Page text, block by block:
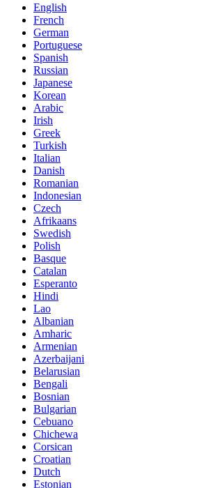
English
French
German
Portuguese
Spanish
Russian
Japanese
Korean
Arabic
Irish
Greek
Turkish
Italian
Danish
Romanian
Indonesian
Czech
Afrikaans
Swedish
Polish
Basque
Catalan
Esperanto
Hindi
Lao
Albanian
Amharic
Armenian
Azerbaijani
Belarusian
Bengali
Bosnian
Bulgarian
Cebuano
Chichewa
Corsican
Croatian
Dutch
Estonian